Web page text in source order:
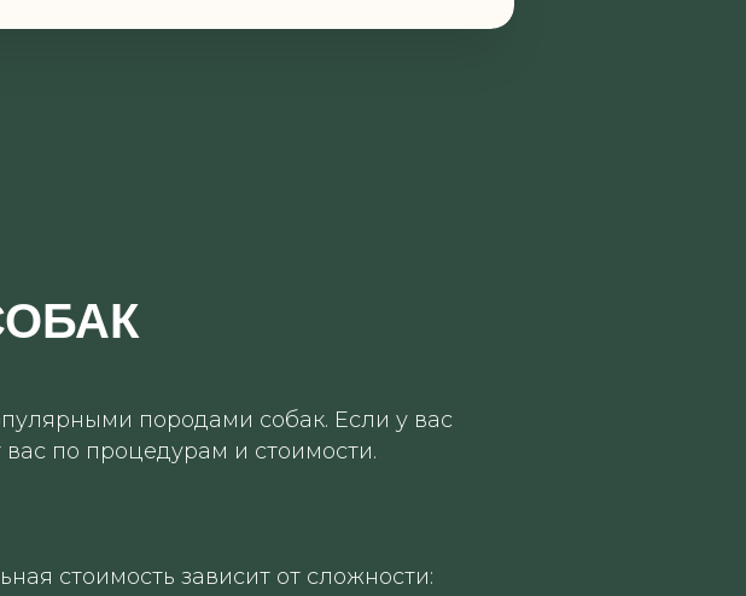
породами собак. Если у вас
по процедурам и стоимости.
стоимость зависит от сложности: